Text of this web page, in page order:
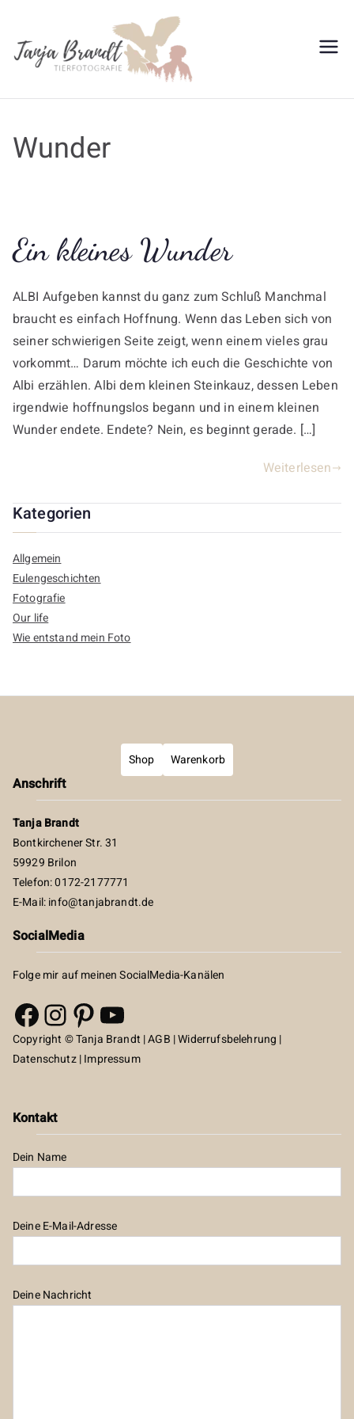
springen
Wunder
Ein kleines Wunder
ALBI Aufgeben kannst du ganz zum Schluß Manchmal
braucht es einfach Hoffnung. Wenn das Leben sich von
seiner schwierigen Seite zeigt, wenn einem vieles grau
vorkommt… Darum möchte ich euch die Geschichte von
Albi erzählen. Albi dem kleinen Steinkauz, dessen Leben
irgendwie hoffnungslos begann und in einem kleinen
Wunder endete. Endete? Nein, es beginnt gerade. […]
Weiterlesen
Kategorien
Allgemein
Eulengeschichten
Fotografie
Our life
Wie entstand mein Foto
Shop Warenkorb
Anschrift
Tanja Brandt
Bontkirchener Str. 31
59929 Brilon
Telefon: 0172-2177771
E-Mail:info@tanjabrandt.de
SocialMedia
Folge mir auf meinen SocialMedia-Kanälen
Facebook
Instagram
Pinterest
YouTube
Copyright © Tanja Brandt |AGB |Widerrufsbelehrung |
Datenschutz|Impressum
Kontakt
Dein Name
Deine E-Mail-Adresse
Deine Nachricht